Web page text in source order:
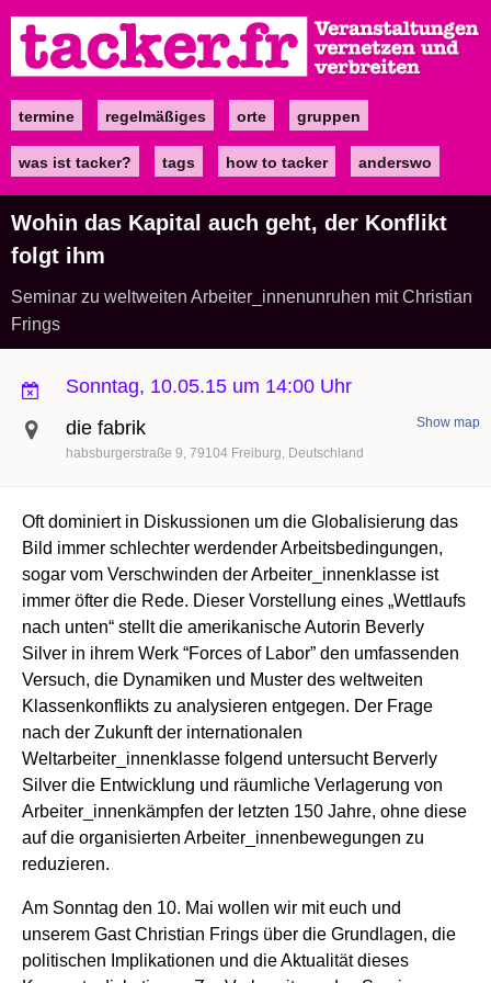
zum
Inhalt
Maintermine regelmäßiges orte gruppen
was ist tacker? tags how to tacker anderswo
Wohin das Kapital auch geht, der Konflikt
folgt ihm
Seminar zu weltweiten Arbeiter_innenunruhen mit Christian
Frings
Sonntag, 10.05.15 um 14:00 Uhr
die fabrik
habsburgerstraße 9 79104 Freiburg Deutschland
Show map
Oft dominiert in Diskussionen um die Globalisierung das
Bild immer schlechter werdender Arbeitsbedingungen,
sogar vom Verschwinden der Arbeiter_innenklasse ist
immer öfter die Rede. Dieser Vorstellung eines „Wettlaufs
nach unten“ stellt die amerikanische Autorin Beverly
Silver in ihrem Werk “Forces of Labor” den umfassenden
Versuch, die Dynamiken und Muster des weltweiten
Klassenkonflikts zu analysieren entgegen. Der Frage
nach der Zukunft der internationalen
Weltarbeiter_innenklasse folgend untersucht Berverly
Silver die Entwicklung und räumliche Verlagerung von
Arbeiter_innenkämpfen der letzten 150 Jahre, ohne diese
auf die organisierten Arbeiter_innenbewegungen zu
reduzieren.
Am Sonntag den 10. Mai wollen wir mit euch und
unserem Gast Christian Frings über die Grundlagen, die
politischen Implikationen und die Aktualität dieses